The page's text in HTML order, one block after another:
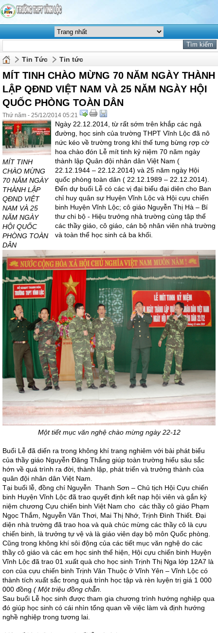
Tin Tức Tin tức
MÍT TINH CHÀO MỪNG 70 NĂM NGÀY THÀNH
LẬP QĐND VIỆT NAM VÀ 25 NĂM NGÀY HỘI
QUỐC PHÒNG TOÀN DÂN
Thứ năm - 25/12/2014 05:21
MÍT TINH
CHÀO MỪNG
70 NĂM NGÀY
THÀNH LẬP
QĐND VIỆT
NAM VÀ 25
NĂM NGÀY
HỘI QUỐC
PHÒNG TOÀN
DÂN
Ngày 22.12.2014, từ rất sớm trên khắp các ngả
đường, học sinh của trường THPT Vĩnh Lộc đã nô
nức kéo về trường trong khí thế tưng bừng rợp cờ
hoa chào đón Lễ mít tinh kỷ niệm 70 năm ngày
thành lập Quân đội nhân dân Việt Nam (
22.12.1944 – 22.12.2014) và 25 năm ngày Hội
quốc phòng toàn dân ( 22.12.1989 – 22.12.2014).
Đến dự buổi Lễ có các vị đại biểu đại diên cho Ban
chỉ huy quân sự Huyện Vĩnh Lộc và Hội cựu chiến
binh Huyện Vĩnh Lộc; cô giáo Nguyễn Thị Hà – Bí
thư chi bộ - Hiệu trưởng nhà trường cùng tập thể
các thầy giáo, cô giáo, cán bộ nhân viên nhà trường
và toàn thể học sinh cả ba khối.
Một tiết mục văn nghệ chào mừng ngày 22-12
Buổi Lễ đã diến ra trong không khí trang nghiêm với bài phát biểu
của thầy giáo Nguyễn Đăng Thắng giúp toàn trường hiểu sâu sắc
hớn về quá trình ra đời, thành lập, phát triển và trưởng thành của
quân đội nhân dân Việt Nam.
Tại buổi lễ, đồng chí Nguyễn Thanh Sơn – Chủ tịch Hội Cựu chiến
binh Huyện Vĩnh Lộc đã trao quyết định kết nạp hội viên và gắn kỷ
niệm chương Cựu chiến binh Việt Nam cho các thầy cô giáo Phạm
Ngọc Thắm, Nguyễn Văn Thơi, Mai Thị Nhớ, Trịnh Đình Thiết. Đại
diện nhà trường đã trao hoa và quà chúc mừng các thầy cô là cựu
chiến binh, là trưởng tự vệ và là giáo viên dạy bộ môn Quốc phòng.
Cũng trong không khí sôi động của các tiết mục văn nghệ do các
thầy cô giáo và các em học sinh thể hiện, Hội cựu chiến binh Huyện
Vĩnh Lộc đã trao 01 xuất quà cho học sinh Trịnh Thị Nga lớp 12A7 là
con của cựu chiến binh Trịnh Văn Thuộc ở Vĩnh Yên – Vĩnh Lộc có
thành tích xuất sắc trong quá trình học tập và rèn luyện trị giá 1 000
000 đồng ( Một triệu đồng chẵn.
Sau buổi Lễ học sinh được tham gia chương trình hướng nghiệp qua
đó giúp học sinh có cái nhìn tổng quan về việc làm và định hướng
nghề nghiệp trong tương lai.